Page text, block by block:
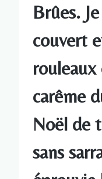
Brûes.
couvert
rouleaux
carême
Noël de
sans